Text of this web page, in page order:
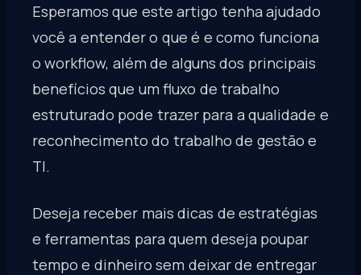
Esperamos que este artigo tenha ajudado
você a entender o que é e como funciona
o workflow, além de alguns dos principais
benefícios que um fluxo de trabalho
estruturado pode trazer para a qualidade e
reconhecimento do trabalho de gestão e
TI.
Deseja receber mais dicas de estratégias
e ferramentas para quem deseja poupar
tempo e dinheiro sem deixar de entregar